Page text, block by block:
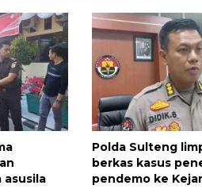
asusila
Polda Sulteng
berkas kasus
pendemo ke